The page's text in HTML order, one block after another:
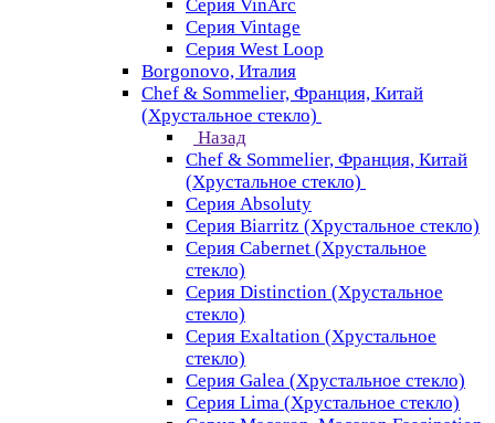
Серия VinArc
Серия Vintage
Серия West Loop
Borgonovo, Италия
Chef & Sommelier, Франция, Китай
(Хрустальное стекло)
Назад
Chef & Sommelier, Франция, Китай
(Хрустальное стекло)
Серия Absoluty
Серия Biarritz (Хрустальное стекло)
Серия Cabernet (Хрустальное
стекло)
Серия Distinction (Хрустальное
стекло)
Серия Exaltation (Хрустальное
стекло)
Серия Galea (Хрустальное стекло)
Серия Lima (Хрустальное стекло)